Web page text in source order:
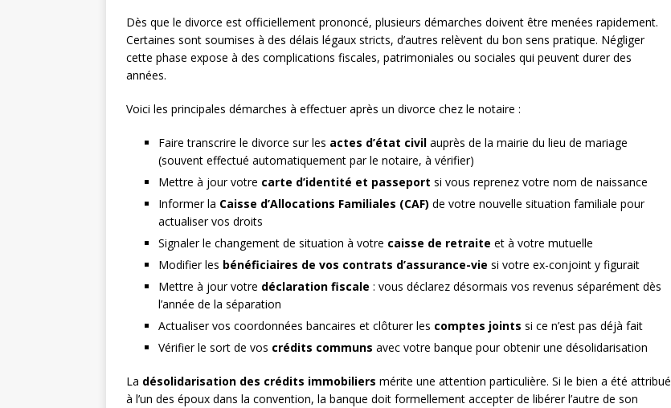
Dès que le divorce est officiellement prononcé, plusieurs démarches doivent être menées rapidement.
Certaines sont soumises à des délais légaux stricts, d’autres relèvent du bon sens pratique. Négliger
cette phase expose à des complications fiscales, patrimoniales ou sociales qui peuvent durer des
années.
Voici les principales démarches à effectuer après un divorce chez le notaire :
Faire transcrire le divorce sur les actes d’état civil auprès de la mairie du lieu de mariage
(souvent effectué automatiquement par le notaire, à vérifier)
Mettre à jour votre carte d’identité et passeport si vous reprenez votre nom de naissance
Informer la Caisse d’Allocations Familiales (CAF) de votre nouvelle situation familiale pour
actualiser vos droits
Signaler le changement de situation à votre caisse de retraite et à votre mutuelle
Modifier les bénéficiaires de vos contrats d’assurance-vie si votre ex-conjoint y figurait
Mettre à jour votre déclaration fiscale : vous déclarez désormais vos revenus séparément dès
l’année de la séparation
Actualiser vos coordonnées bancaires et clôturer les comptes joints si ce n’est pas déjà fait
Vérifier le sort de vos crédits communs avec votre banque pour obtenir une désolidarisation
La désolidarisation des crédits immobiliers mérite une attention particulière. Si le bien a été attribué
à l’un des époux dans la convention, la banque doit formellement accepter de libérer l’autre de son